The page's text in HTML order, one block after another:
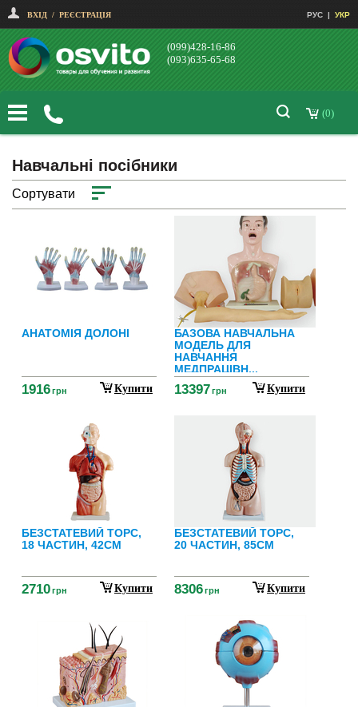
ВХІД / РЕЄСТРАЦІЯ РУС | УКР
(099)428-16-86
(093)635-65-68
(0)
Навчальні посібники
Сортувати
АНАТОМІЯ ДОЛОНІ
1916грн Купити
БАЗОВА НАВЧАЛЬНА
МОДЕЛЬ ДЛЯ
НАВЧАННЯ
МЕДПРАЦІВН...
13397грн Купити
БЕЗСТАТЕВИЙ ТОРС,
18 ЧАСТИН, 42CM
2710грн Купити
БЕЗСТАТЕВИЙ ТОРС,
20 ЧАСТИН, 85CM
8306грн Купити